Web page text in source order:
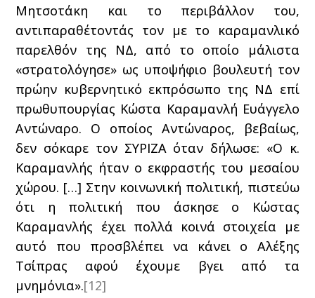
Μητσοτάκη και το περιβάλλον του,
αντιπαραθέτοντάς τον με το καραμανλικό
παρελθόν της ΝΔ, από το οποίο μάλιστα
«στρατολόγησε» ως υποψήφιο βουλευτή τον
πρώην κυβερνητικό εκπρόσωπο της ΝΔ επί
πρωθυπουργίας Κώστα Καραμανλή Ευάγγελο
Αντώναρο. Ο οποίος Αντώναρος, βεβαίως,
δεν σόκαρε τον ΣΥΡΙΖΑ όταν δήλωσε: «Ο κ.
Καραμανλής ήταν ο εκφραστής του μεσαίου
χώρου. […] Στην κοινωνική πολιτική, πιστεύω
ότι η πολιτική που άσκησε ο Κώστας
Καραμανλής έχει πολλά κοινά στοιχεία με
αυτό που προσβλέπει να κάνει ο Αλέξης
Τσίπρας αφού έχουμε βγει από τα
μνημόνια».[12]